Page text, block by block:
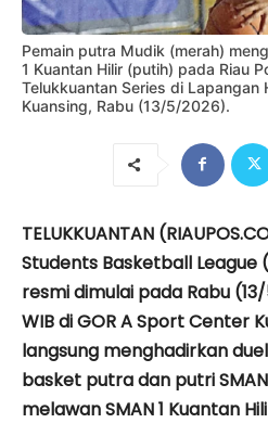
Pemain putra Mudik (merah)
1 Kuantan Hilir (putih) pada Riau
Telukkuantan Series di Lapangan
Kuansing, Rabu (13/5/2026).
TELUKKUANTAN
Students Basketball League
resmi dimulai pada Rabu
WIB di GOR A Sport Center
langsung menghadirkan
basket putra dan putri
melawan SMAN 1 Kuantan